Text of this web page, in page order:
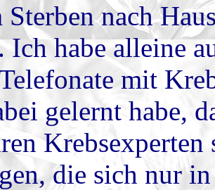
nach
Ich habe alleine
mit
gelernt habe,
die sich nur